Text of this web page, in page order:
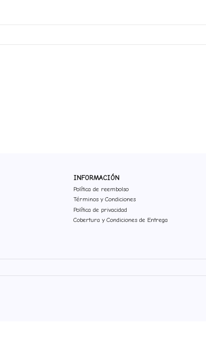
INFORMACIÓN
Política de reembolso
Términos y Condiciones
Política de privacidad
Cobertura y Condiciones de Entrega